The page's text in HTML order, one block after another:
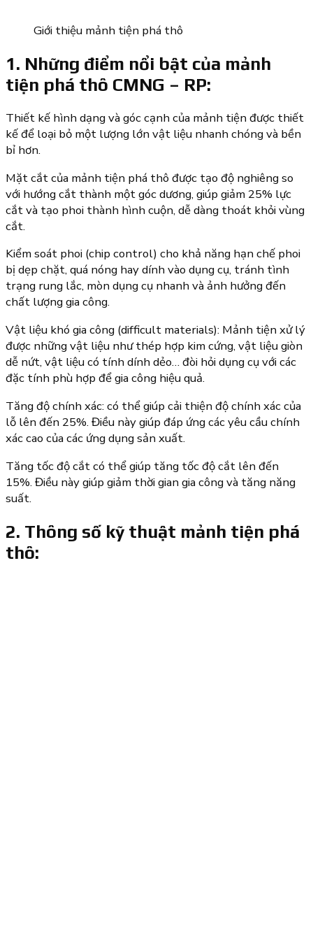
Giới thiệu mảnh tiện phá thô
1. Những điểm nổi bật của mảnh
tiện phá thô CMNG – RP:
Thiết kế hình dạng và góc cạnh của mảnh tiện được thiết
kế để loại bỏ một lượng lớn vật liệu nhanh chóng và bền
bỉ hơn.
Mặt cắt của mảnh tiện phá thô được tạo độ nghiêng so
với hướng cắt thành một góc dương, giúp giảm 25% lực
cắt và tạo phoi thành hình cuộn, dễ dàng thoát khỏi vùng
cắt.
Kiểm soát phoi (chip control) cho khả năng hạn chế phoi
bị dẹp chặt, quá nóng hay dính vào dụng cụ, tránh tình
trạng rung lắc, mòn dụng cụ nhanh và ảnh hưởng đến
chất lượng gia công.
Vật liệu khó gia công (difficult materials): Mảnh tiện xử lý
được những vật liệu như thép hợp kim cứng, vật liệu giòn
dễ nứt, vật liệu có tính dính dẻo… đòi hỏi dụng cụ với các
đặc tính phù hợp để gia công hiệu quả.
Tăng độ chính xác: có thể giúp cải thiện độ chính xác của
lỗ lên đến 25%. Điều này giúp đáp ứng các yêu cầu chính
xác cao của các ứng dụng sản xuất.
Tăng tốc độ cắt có thể giúp tăng tốc độ cắt lên đến
15%. Điều này giúp giảm thời gian gia công và tăng năng
suất.
2. Thông số kỹ thuật mảnh tiện phá
thô: